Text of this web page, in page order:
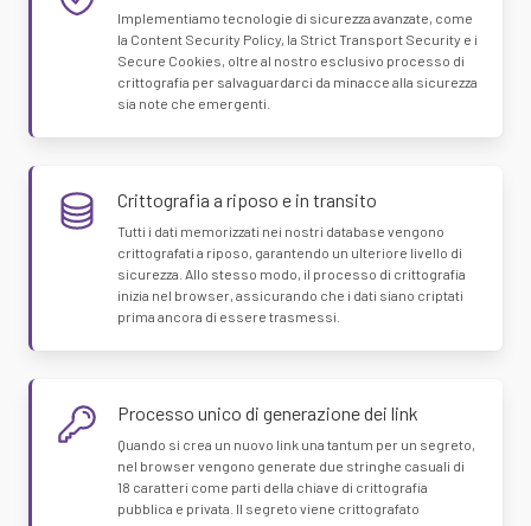
Implementiamo tecnologie di sicurezza avanzate, come
la Content Security Policy, la Strict Transport Security e i
Secure Cookies, oltre al nostro esclusivo processo di
crittografia per salvaguardarci da minacce alla sicurezza
sia note che emergenti.
Crittografia a riposo e in transito
Tutti i dati memorizzati nei nostri database vengono
crittografati a riposo, garantendo un ulteriore livello di
sicurezza. Allo stesso modo, il processo di crittografia
inizia nel browser, assicurando che i dati siano criptati
prima ancora di essere trasmessi.
Processo unico di generazione dei link
Quando si crea un nuovo link una tantum per un segreto,
nel browser vengono generate due stringhe casuali di
18 caratteri come parti della chiave di crittografia
pubblica e privata. Il segreto viene crittografato